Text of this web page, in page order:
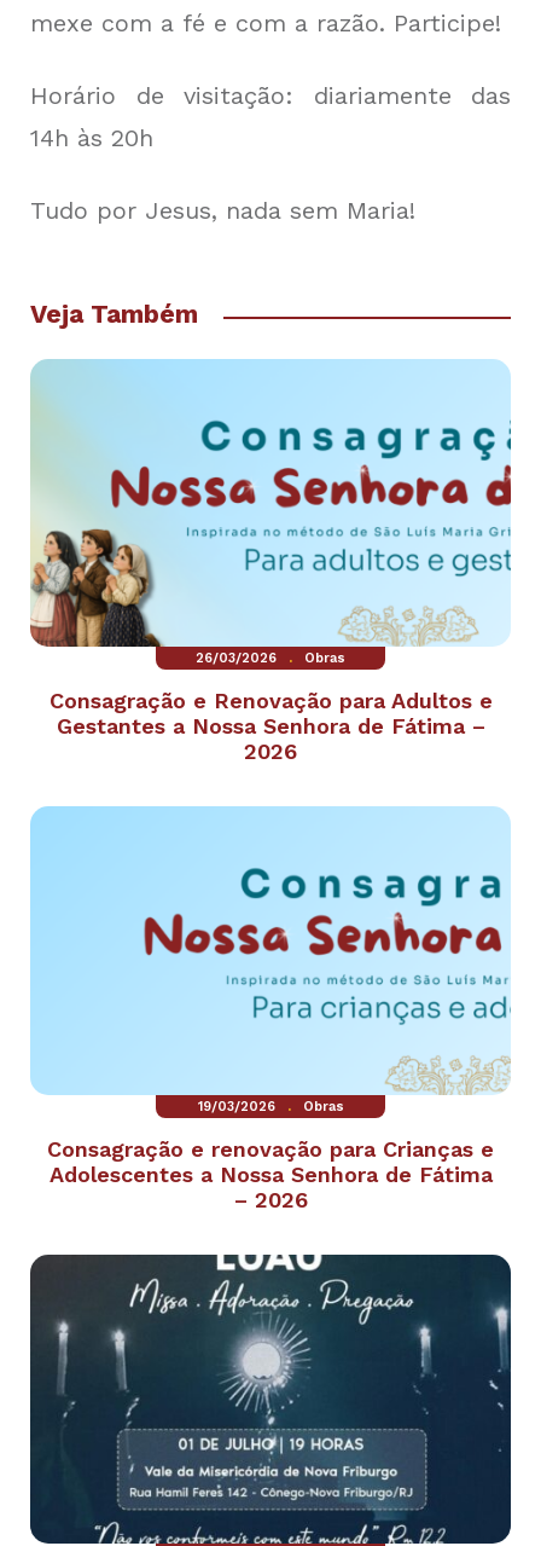
mexe com a fé e com a razão. Participe!
Horário de visitação: diariamente das
14h às 20h
Tudo por Jesus, nada sem Maria!
Veja Também
26/03/2026 . Obras
Consagração e Renovação para Adultos e
Gestantes a Nossa Senhora de Fátima –
2026
19/03/2026 . Obras
Consagração e renovação para Crianças e
Adolescentes a Nossa Senhora de Fátima
– 2026